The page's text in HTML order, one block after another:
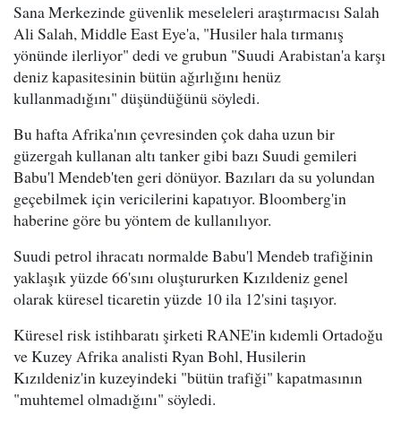
Sana Merkezinde güvenlik meseleleri araştırmacısı Salah
Ali Salah, Middle East Eye'a, "Husiler hala tırmanış
yönünde ilerliyor" dedi ve grubun "Suudi Arabistan'a karşı
deniz kapasitesinin bütün ağırlığını henüz
kullanmadığını" düşündüğünü söyledi.
Bu hafta Afrika'nın çevresinden çok daha uzun bir
güzergah kullanan altı tanker gibi bazı Suudi gemileri
Babu'l Mendeb'ten geri dönüyor. Bazıları da su yolundan
geçebilmek için vericilerini kapatıyor. Bloomberg'in
haberine göre bu yöntem de kullanılıyor.
Suudi petrol ihracatı normalde Babu'l Mendeb trafiğinin
yaklaşık yüzde 66'sını oluştururken Kızıldeniz genel
olarak küresel ticaretin yüzde 10 ila 12'sini taşıyor.
Küresel risk istihbaratı şirketi RANE'in kıdemli Ortadoğu
ve Kuzey Afrika analisti Ryan Bohl, Husilerin
Kızıldeniz'in kuzeyindeki "bütün trafiği" kapatmasının
"muhtemel olmadığını" söyledi.